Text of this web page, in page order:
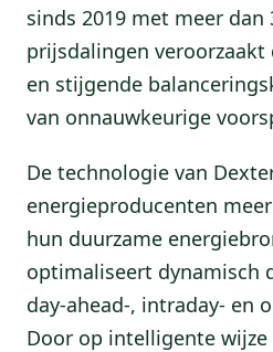
sinds 2019 met meer dan
prijsdalingen
en stijgende
van onnauwkeurige
De technologie van
energieproducenten
hun duurzame
optimaliseert dynamisch
day-ahead-, intraday- en
Door op intelligente